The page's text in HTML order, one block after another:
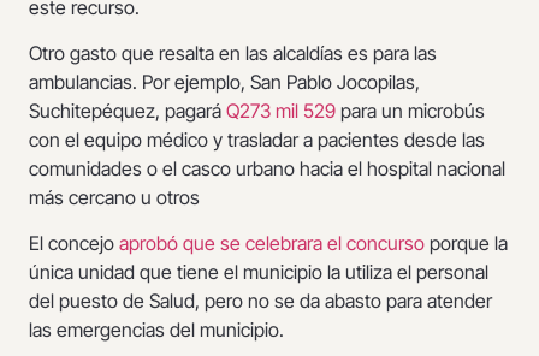
este recurso.
Otro gasto que resalta en las alcaldías es para las
ambulancias. Por ejemplo, San Pablo Jocopilas,
Suchitepéquez, pagará Q273 mil 529 para un microbús
con el equipo médico y trasladar a pacientes desde las
comunidades o el casco urbano hacia el hospital nacional
más cercano u otros
El concejo aprobó que se celebrara el concurso porque la
única unidad que tiene el municipio la utiliza el personal
del puesto de Salud, pero no se da abasto para atender
las emergencias del municipio.